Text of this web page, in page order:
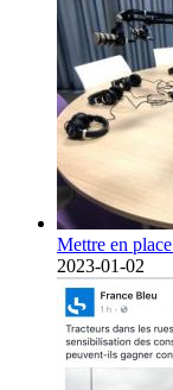
Mettre en
2023-01-02